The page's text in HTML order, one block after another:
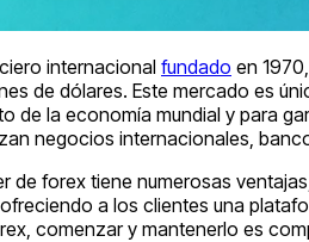
internacional fundado en
de dólares. Este mercado es
de la economía mundial y para
negocios internacionales,
de forex tiene numerosas
a los clientes una
comenzar y mantenerlo es